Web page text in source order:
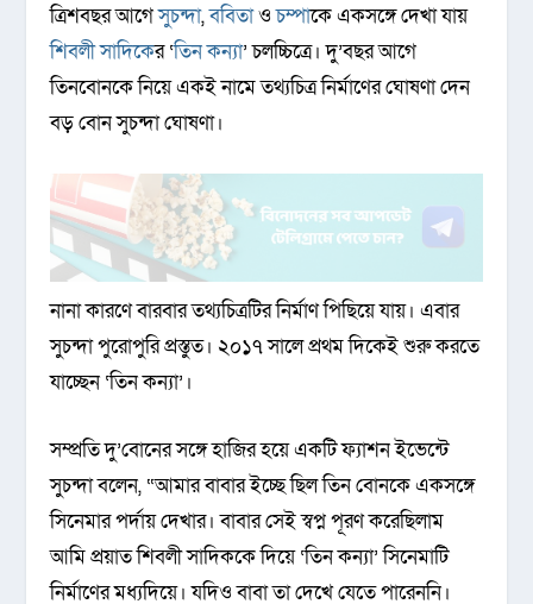
ত্রিশবছর আগেসুচন্দা,ববিতাওচম্পাকে একসঙ্গে দেখা যায়
শিবলী সাদিকের ‘তিন কন্যা’ চলচ্চিত্রে। দু’বছর আগে
তিনবোনকে নিয়ে একই নামে তথ্যচিত্র নির্মাণের ঘোষণা দেন
বড় বোন সুচন্দা ঘোষণা।
নানা কারণে বারবার তথ্যচিত্রটির নির্মাণ পিছিয়ে যায়। এবার
সুচন্দা পুরোপুরি প্রস্তুত। ২০১৭ সালে প্রথম দিকেই শুরু করতে
যাচ্ছেন ‘তিন কন্যা’।
সম্প্রতি দু’বোনের সঙ্গে হাজির হয়ে একটি ফ্যাশন ইভেন্টে
সুচন্দা বলেন, “আমার বাবার ইচ্ছে ছিল তিন বোনকে একসঙ্গে
সিনেমার পর্দায় দেখার। বাবার সেই স্বপ্ন পূরণ করেছিলাম
আমি প্রয়াত শিবলী সাদিককে দিয়ে ‘তিন কন্যা’ সিনেমাটি
নির্মাণের মধ্যদিয়ে। যদিও বাবা তা দেখে যেতে পারেননি।